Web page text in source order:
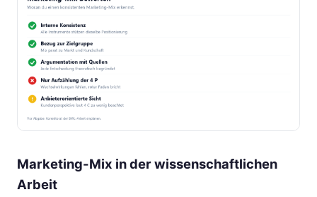
Marketing-Mix in der wissenschaftlichen
Arbeit